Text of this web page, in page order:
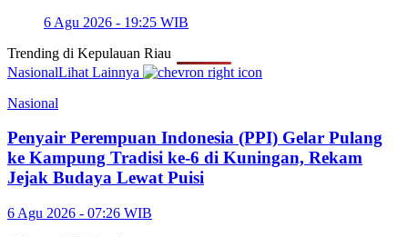
6 Agu 2026 - 19:25 WIB
Trending di Kepulauan Riau
NasionalLihat Lainnya
Nasional
Penyair Perempuan Indonesia (PPI) Gelar Pulang
ke Kampung Tradisi ke-6 di Kuningan, Rekam
Jejak Budaya Lewat Puisi
6 Agu 2026 - 07:26 WIB